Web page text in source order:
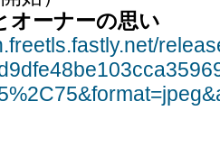
オーナーの思い